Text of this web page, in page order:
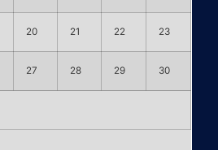
20 21 22 23
27 28 29 30